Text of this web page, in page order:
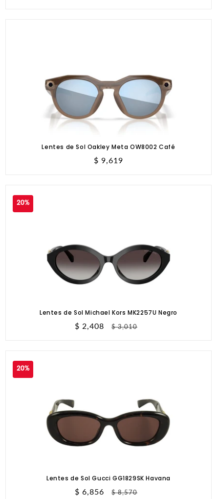
Lentes de Sol Oakley Meta OW8002 Café
Precio
$ 9,619
20%
Lentes de Sol Michael Kors MK2257U Negro
Precio
$ 2,408
Precio
$ 3,010
20%
Lentes de Sol Gucci GG1829SK Havana
Precio
$ 6,856
Precio
$ 8,570